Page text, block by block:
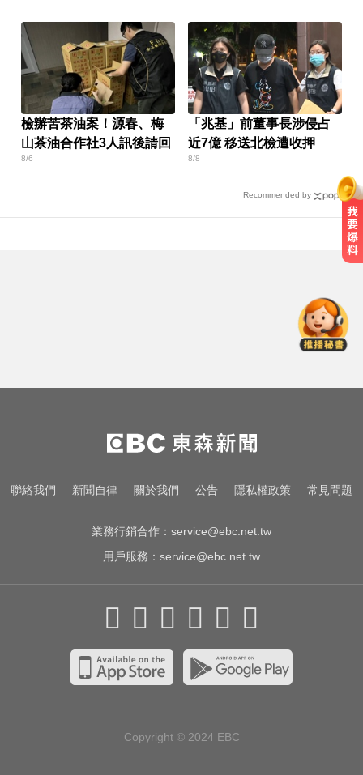
檢辦苦茶油案！源春、梅
山茶油合作社3人訊後請回
8/6
「兆基」前董事長涉侵占
近7億 移送北檢遭收押
8/8
Recommended by
堂喊：你殺青了
白海豚最新暴風侵襲率出爐 2地飆
破5成
愛玩車／無聲超跑失寵 瑪莎拉蒂將
聯絡我們 新聞自律 關於我們 公告 隱私權政策 常見問題
業務行銷合作： service@ebc.net.tw
用戶服務： service@ebc.net.tw
Copyright © 2024 EBC